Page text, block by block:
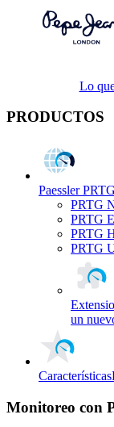
Lo
PRODUCTOS
Paessler PRTG
PRTG
PRTG
PRTG
PRTG
un
Características
Monitoreo con